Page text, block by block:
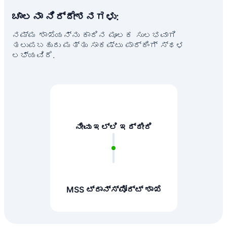
ಚಾಲನಾ ನಿರ್ದೇಶನಗಳು:
ನಮ್ಮ ಶಾಖೆಯನ್ನು ಕಾರಿನ ಮೂಲಕ ಸುಲಭವಾಗಿ
ತಲುಪಬಹುದು ಮತ್ತು ಸಾಕಷ್ಟು ಪಾರ್ಕಿಂಗ್ ಸ್ಥಳ
ಲಭ್ಯವಿದೆ.
ನೀವು ಇಲ್ಲಿ ಇದ್ದೀರಿ
MSS ಟ್ರಾನ್ಸ್‌ಪೋರ್ಟ್ ಶಾಖೆ